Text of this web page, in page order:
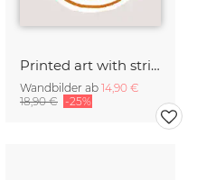
Printed art with striped vase and plant
Wandbilder ab 14,90 €
18,90 € -25%